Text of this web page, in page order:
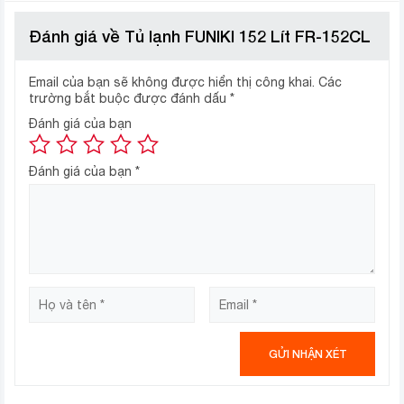
Ngăn đựng bơ có nắp đậy
Được thiết kế ngay trên các ngăn mát, có thể bảo quản
bơ và các thực phẩm khác trong một môi trường nhiệt
độ lý tưởng.
Đánh giá về Tủ lạnh FUNIKI 152 Lít FR-152CL
Email của bạn sẽ không được hiển thị công khai. Các
trường bắt buộc được đánh dấu *
Đánh giá của bạn
Đánh giá của bạn *